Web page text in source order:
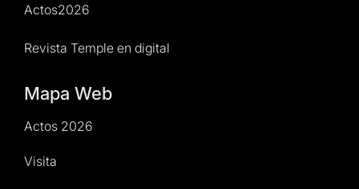
Actos2026
Revista Temple en digital
Mapa Web
Actos 2026
Visita